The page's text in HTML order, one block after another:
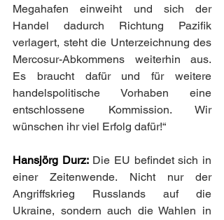
Megahafen einweiht und sich der
Handel dadurch Richtung Pazifik
verlagert, steht die Unterzeichnung des
Mercosur-Abkommens weiterhin aus.
Es braucht dafür und für weitere
handelspolitische Vorhaben eine
entschlossene Kommission. Wir
wünschen ihr viel Erfolg dafür!“
Hansjörg Durz: Die EU befindet sich in
einer Zeitenwende. Nicht nur der
Angriffskrieg Russlands auf die
Ukraine, sondern auch die Wahlen in